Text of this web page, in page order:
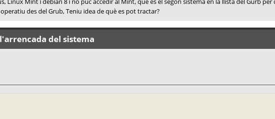
des del Grub, Teniu idea de què es pot tractar?
del sistema